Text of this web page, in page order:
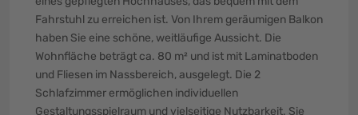
Fahrstuhl zu erreichen ist. Von Ihrem geräumigen Balkon
haben Sie eine schöne, weitläufige Aussicht. Die
Wohnfläche beträgt ca. 80 m² und ist mit Laminatboden
und Fliesen im Nassbereich, ausgelegt. Die 2
Schlafzimmer ermöglichen individuellen
Gestaltungsspielraum und vielseitige Nutzbarkeit. Sie